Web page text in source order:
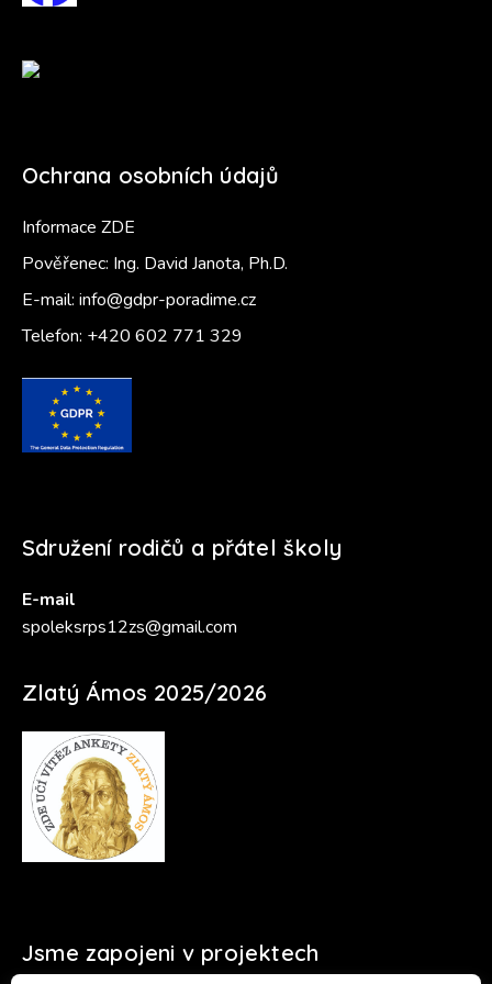
Ochrana osobních údajů
Informace ZDE
Pověřenec: Ing. David Janota, Ph.D.
E-mail: info@gdpr-poradime.cz
Telefon: +420 602 771 329
Sdružení rodičů a přátel školy
E-mail
spoleksrps12zs@gmail.com
Zlatý Ámos 2025/2026
Jsme zapojeni v projektech